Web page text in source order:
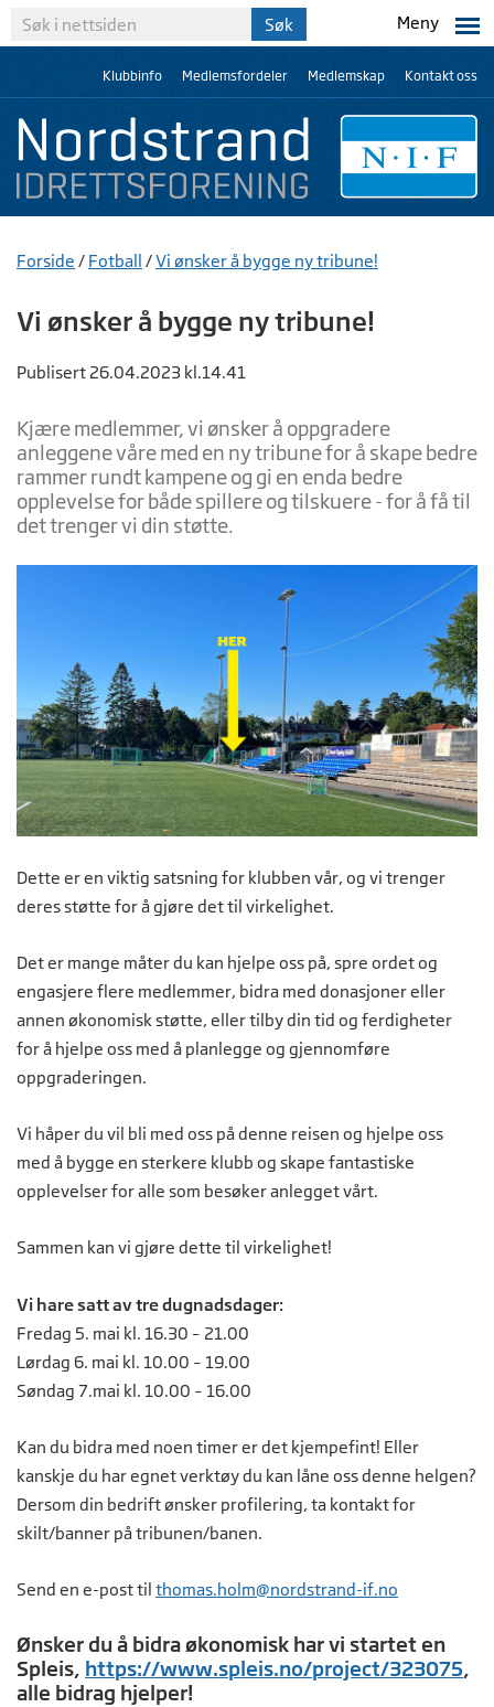
Meny
Klubbinfo Medlemsfordeler Medlemskap Kontakt oss
Forside / Fotball /Vi ønsker å bygge ny tribune!
Vi ønsker å bygge ny tribune!
Publisert 26.04.2023 kl.14.41
Kjære medlemmer, vi ønsker å oppgradere
anleggene våre med en ny tribune for å skape bedre
rammer rundt kampene og gi en enda bedre
opplevelse for både spillere og tilskuere - for å få til
det trenger vi din støtte.
Dette er en viktig satsning for klubben vår, og vi trenger
deres støtte for å gjøre det til virkelighet.
Det er mange måter du kan hjelpe oss på, spre ordet og
engasjere flere medlemmer, bidra med donasjoner eller
annen økonomisk støtte, eller tilby din tid og ferdigheter
for å hjelpe oss med å planlegge og gjennomføre
oppgraderingen.
Vi håper du vil bli med oss på denne reisen og hjelpe oss
med å bygge en sterkere klubb og skape fantastiske
opplevelser for alle som besøker anlegget vårt.
Sammen kan vi gjøre dette til virkelighet!
Vi hare satt av tre dugnadsdager:
Fredag 5. mai kl. 16.30 – 21.00
Lørdag 6. mai kl. 10.00 – 19.00
Søndag 7.mai kl. 10.00 – 16.00
Kan du bidra med noen timer er det kjempefint! Eller
kanskje du har egnet verktøy du kan låne oss denne helgen?
Dersom din bedrift ønsker profilering, ta kontakt for
skilt/banner på tribunen/banen.
Send en e-post til thomas.holm@nordstrand-if.no
Ønsker du å bidra økonomisk har vi startet en
Spleis, https://www.spleis.no/project/323075,
alle bidrag hjelper!